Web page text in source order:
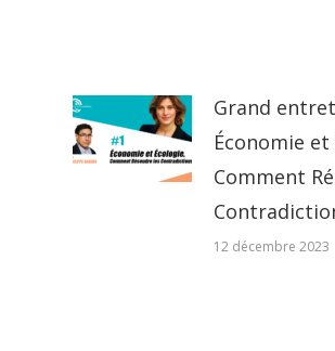
Grand
Économie et
Comment
12 décembre 2023